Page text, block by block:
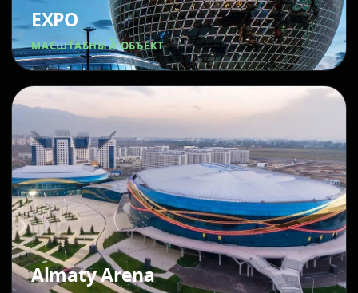
EXPO
МАСШТАБНЫЙ ОБЪЕКТ
Almaty Arena